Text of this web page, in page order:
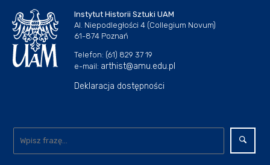
Instytut Historii Sztuki UAM
Al. Niepodległości 4 (Collegium Novum)
61-874 Poznań
Telefon: (61) 829 37 19
e-mail: arthist@amu.edu.pl
Deklaracja dostępności